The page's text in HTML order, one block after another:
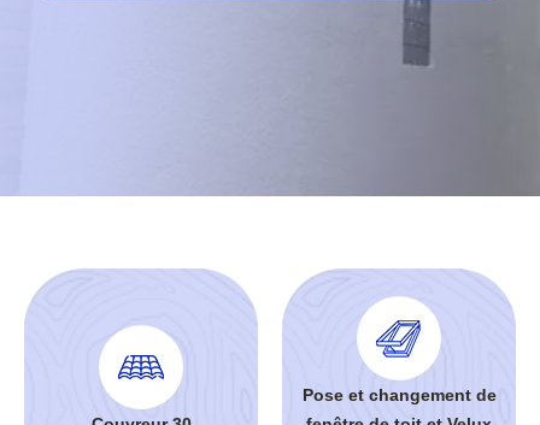
Pose et changement de